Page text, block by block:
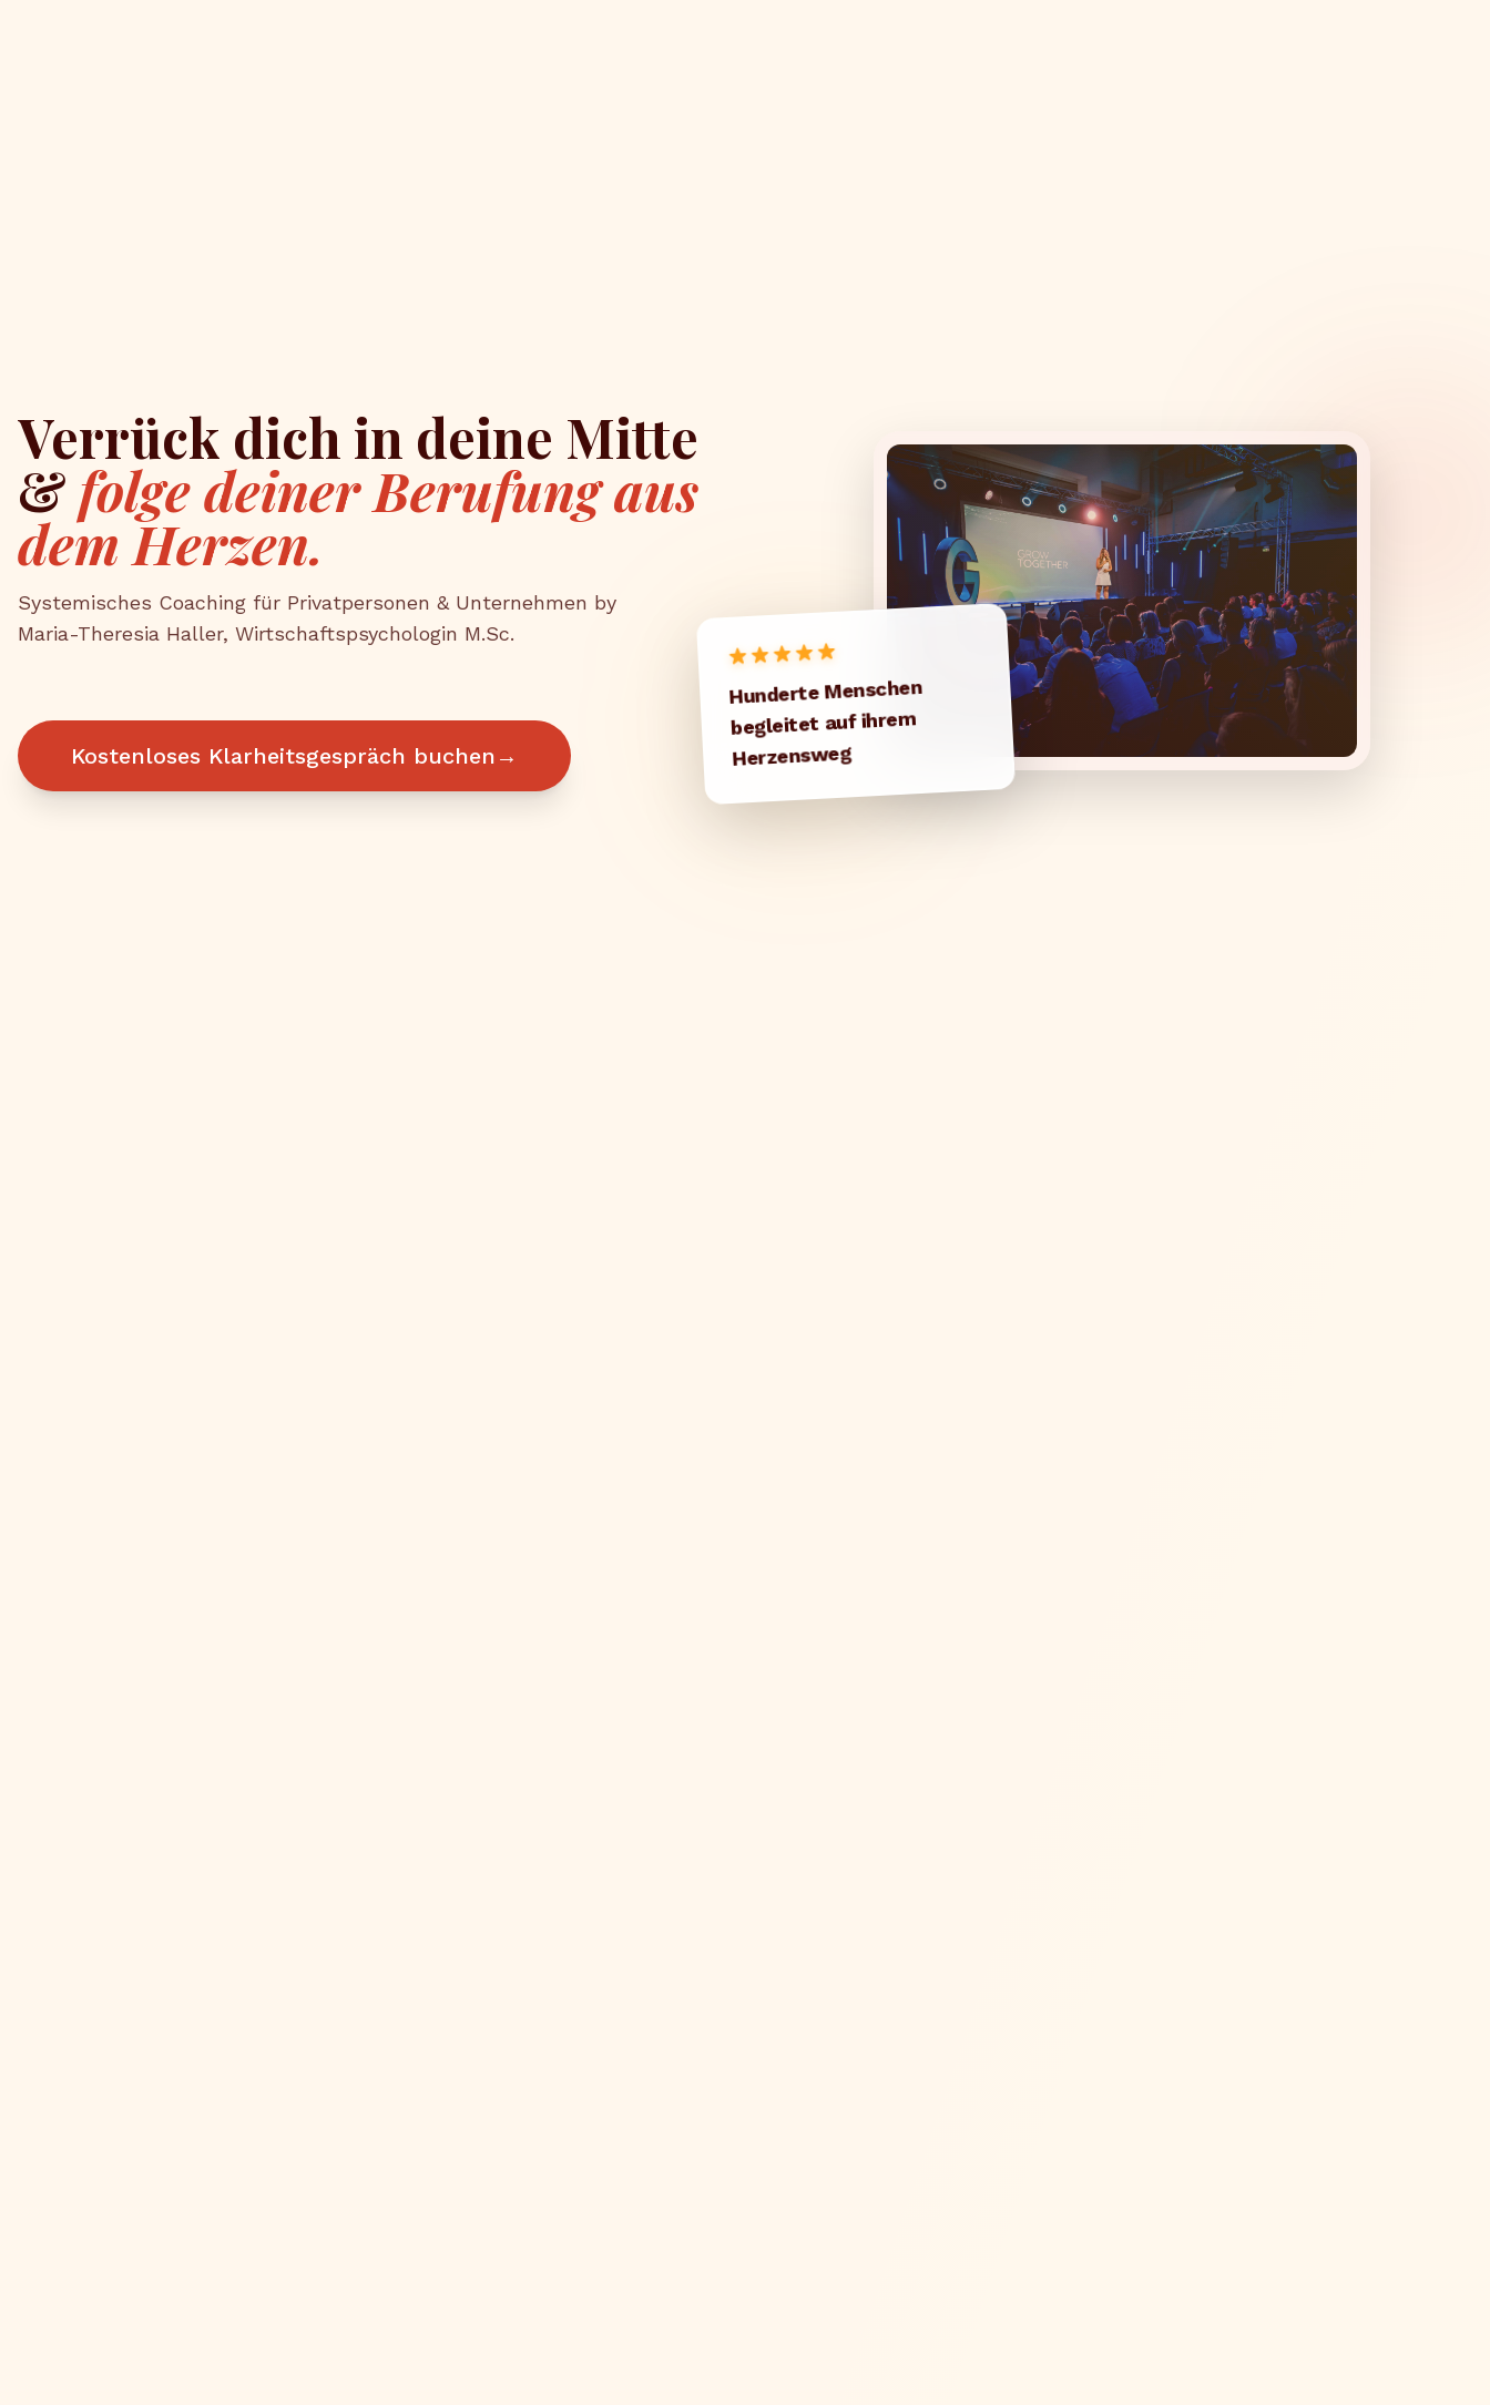
Verrück dich in deine Mitte
&folge deiner Berufung aus
dem Herzen.
Systemisches Coaching für Privatpersonen & Unternehmen by
Maria-Theresia Haller, Wirtschaftspsychologin M.Sc.
Kostenloses Klarheitsgespräch buchen →
Hunderte Menschen
begleitet auf ihrem
Herzensweg